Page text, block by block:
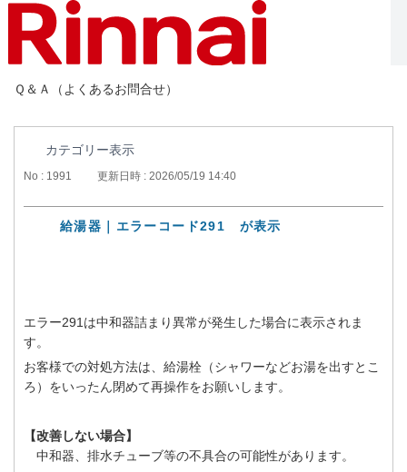
Ｑ＆Ａ（よくあるお問合せ）
カテゴリー表示
No : 1991 更新日時 : 2026/05/19 14:40
給湯器｜エラーコード291 が表示
エラー291は中和器詰まり異常が発生した場合に表示されま
す。
お客様での対処方法は、給湯栓（シャワーなどお湯を出すとこ
ろ）をいったん閉めて再操作をお願いします。
【改善しない場合】
中和器、排水チューブ等の不具合の可能性があります。